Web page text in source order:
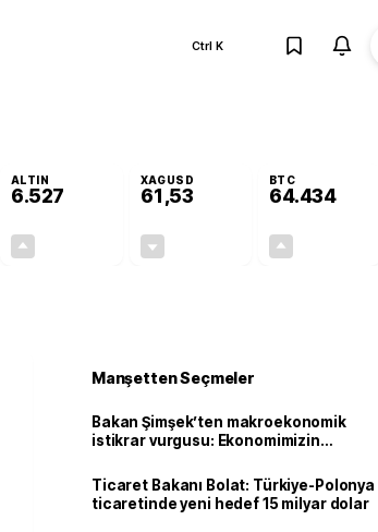
Ctrl K
ALTIN
6.527
XAGUSD
61,53
BTC
64.434
Manşetten Seçmeler
Bakan Şimşek’ten makroekonomik
istikrar vurgusu: Ekonomimizin
Ticaret Bakanı Bolat: Türkiye-Polonya
ticaretinde yeni hedef 15 milyar dolar